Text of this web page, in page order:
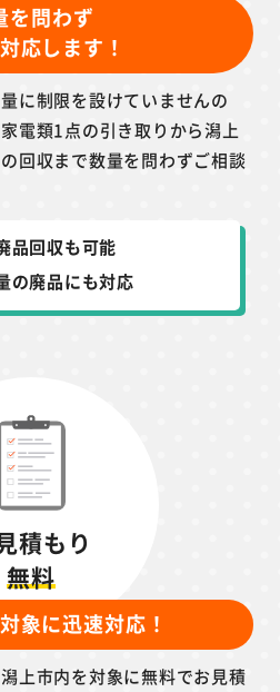
を問わず
応します！
に制限を設けていませんの
電類1点の引き取りから潟上
回収まで数量を問わずご相談
品回収も可能
の廃品にも対応
積もり
無料
象に迅速対応！
上市内を対象に無料でお見積